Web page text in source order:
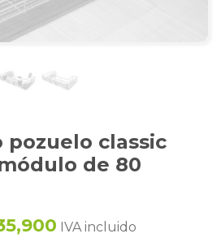
pozuelo classic
de 80
IVA incluido